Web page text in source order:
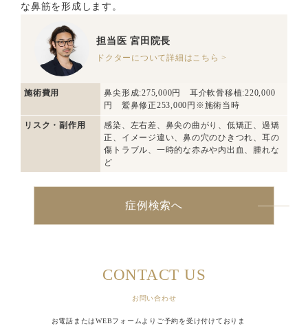
な鼻筋を形成します。
担当医 宮田院長
ドクターについて詳細はこちら >
施術費用
鼻尖形成:275,000円 耳介軟骨移植:220,000
円 鷲鼻修正253,000円※施術当時
リスク・副作用
感染、左右差、鼻尖の曲がり、低矯正、過矯
正、イメージ違い、鼻の穴のひきつれ、耳の
傷トラブル、一時的な赤みや内出血、腫れな
ど
症例検索へ
CONTACT US
お問い合わせ
お電話またはWEBフォームよりご予約を受け付けておりま